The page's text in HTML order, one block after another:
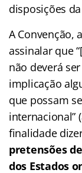
disposições
A Convenção,
assinalar que
não deverá
implicação
que possam
internacional”
finalidade
pretensões
dos Estados